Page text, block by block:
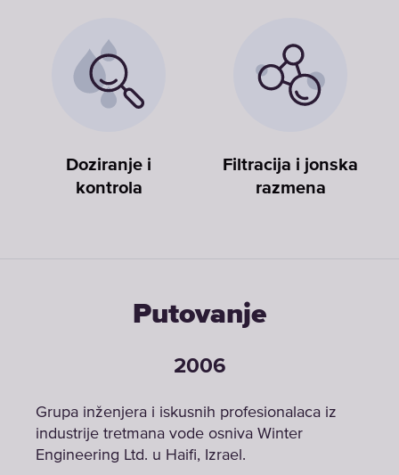
Doziranje i
kontrola
Filtracija i jonska
razmena
Putovanje
2006
Grupa inženjera i iskusnih profesionalaca iz
industrije tretmana vode osniva Winter
Engineering Ltd. u Haifi, Izrael.